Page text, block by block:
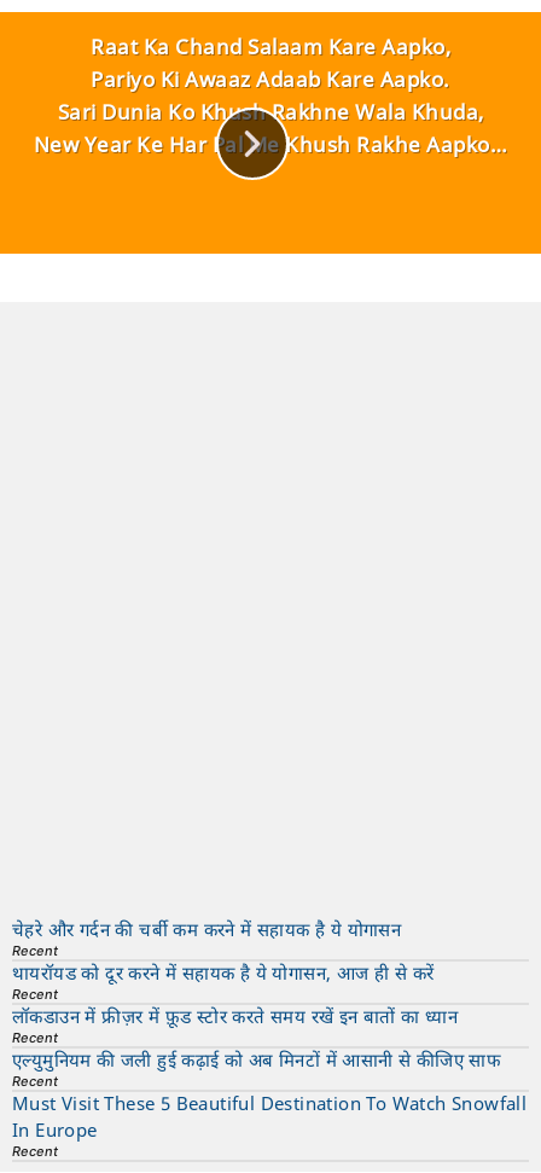
Raat Ka Chand Salaam Kare Aapko,
Pariyo Ki Awaaz Adaab Kare Aapko.
Sari Dunia Ko Khush Rakhne Wala Khuda,
New Year Ke Har Pal Me Khush Rakhe Aapko…
चेहरे और गर्दन की चर्बी कम करने में सहायक है ये योगासन
Recent
थायरॉयड को दूर करने में सहायक है ये योगासन, आज ही से करें
Recent
लॉकडाउन में फ्रीज़र में फ़ूड स्टोर करते समय रखें इन बातों का ध्यान
Recent
एल्युमुनियम की जली हुई कढ़ाई को अब मिनटों में आसानी से कीजिए साफ
Recent
Must Visit These 5 Beautiful Destination To Watch Snowfall
In Europe
Recent